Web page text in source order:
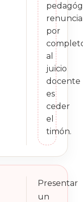
por
al
juicio
docente
es
ceder
el
timón.
Presentar
un